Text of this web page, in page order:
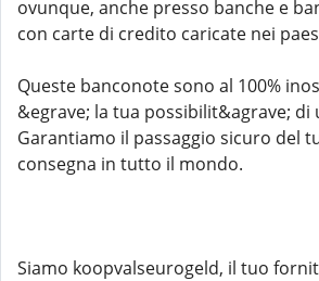
ovunque, anche presso banche e
con carte di credito caricate nei
Queste banconote sono al 100%
&egrave; la tua possibilit&agrave; di
Garantiamo il passaggio sicuro del
consegna in tutto il mondo.
Siamo koopvalseurogeld, il tuo